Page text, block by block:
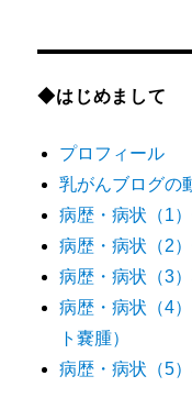
◆はじめまして
プロフィール
乳がんブログの
病歴・病状（1
病歴・病状（2
病歴・病状（3
病歴・病状（4
ト嚢腫）
病歴・病状（5